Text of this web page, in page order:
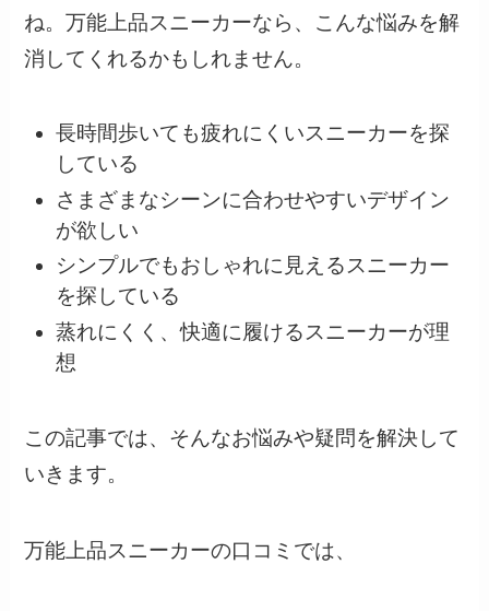
ね。万能上品スニーカーなら、こんな悩みを解
消してくれるかもしれません。
長時間歩いても疲れにくいスニーカーを探
している
さまざまなシーンに合わせやすいデザイン
が欲しい
シンプルでもおしゃれに見えるスニーカー
を探している
蒸れにくく、快適に履けるスニーカーが理
想
この記事では、そんなお悩みや疑問を解決して
いきます。
万能上品スニーカーの口コミでは、